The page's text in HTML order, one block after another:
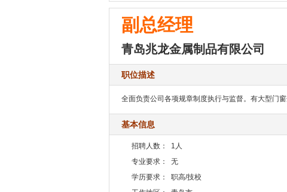
副总经理
青岛兆龙金属制品有限公司
职位描述
全面负责公司各项规章制度执行与监督。有大型
基本信息
招聘人数： 1人
专业要求：
无
学历要求：
职高/技校